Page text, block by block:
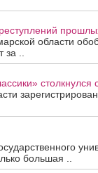
области
..
столкнулся
большая ..